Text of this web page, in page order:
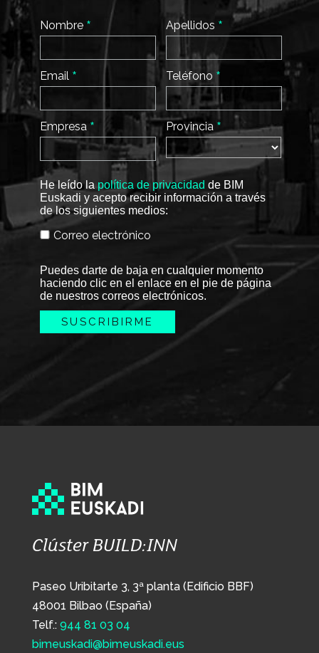
Nombre *
Email *
Empresa *
Apellidos *
Teléfono *
Provincia *
He leído la política de privacidad de BIM
Euskadi y acepto recibir información a través
de los siguientes medios:
Correo electrónico
Puedes darte de baja en cualquier momento
haciendo clic en el enlace en el pie de página
de nuestros correos electrónicos.
Clúster BUILD:INN
Paseo Uribitarte 3, 3ª planta (Edificio BBF)
48001 Bilbao (España)
Telf.: 944 81 03 04
bimeuskadi@bimeuskadi.eus